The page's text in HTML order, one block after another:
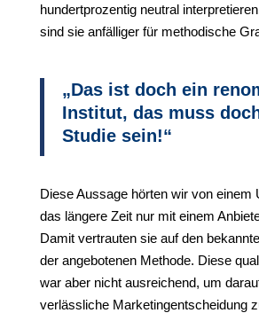
hundertprozentig neutral
sind sie anfälliger für methodische
„Das ist doch ein
Institut, das muss
Studie sein!“
Diese Aussage hörten wir von einem
das längere Zeit nur mit einem
Damit vertrauten sie auf den
der angebotenen Methode. Diese
war aber nicht ausreichend, um
verlässliche Marketingentscheidung